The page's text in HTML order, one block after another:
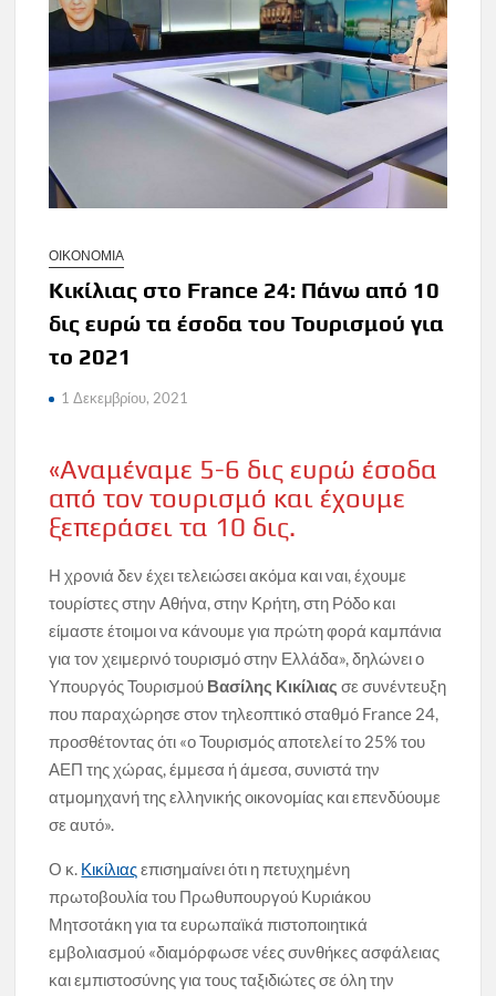
ΟΙΚΟΝΟΜΙΑ
Κικίλιας στο France 24: Πάνω από 10
δις ευρώ τα έσοδα του Τουρισμού για
το 2021
1 Δεκεμβρίου, 2021
«Αναμέναμε 5-6 δις ευρώ έσοδα
από τον τουρισμό και έχουμε
ξεπεράσει τα 10 δις.
Η χρονιά δεν έχει τελειώσει ακόμα και ναι, έχουμε
τουρίστες στην Αθήνα, στην Κρήτη, στη Ρόδο και
είμαστε έτοιμοι να κάνουμε για πρώτη φορά καμπάνια
για τον χειμερινό τουρισμό στην Ελλάδα», δηλώνει ο
Υπουργός Τουρισμού Βασίλης Κικίλιας σε συνέντευξη
που παραχώρησε στον τηλεοπτικό σταθμό France 24,
προσθέτοντας ότι «ο Τουρισμός αποτελεί το 25% του
ΑΕΠ της χώρας, έμμεσα ή άμεσα, συνιστά την
ατμομηχανή της ελληνικής οικονομίας και επενδύουμε
σε αυτό».
Ο κ. Κικίλιαςεπισημαίνει ότι η πετυχημένη
πρωτοβουλία του Πρωθυπουργού Κυριάκου
Μητσοτάκη για τα ευρωπαϊκά πιστοποιητικά
εμβολιασμού «διαμόρφωσε νέες συνθήκες ασφάλειας
και εμπιστοσύνης για τους ταξιδιώτες σε όλη την